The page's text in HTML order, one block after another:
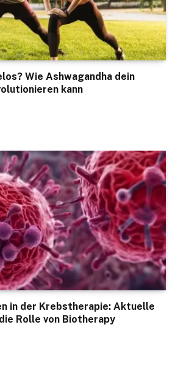
Wie Ashwagandha dein
kann
in der Krebstherapie: Aktuelle
Rolle von Biotherapy